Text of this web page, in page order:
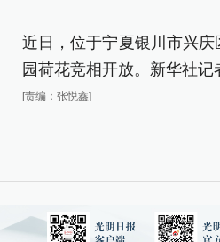
近日，位于宁夏银川市兴
园荷花竞相开放。新华社记
[责编：张悦鑫]